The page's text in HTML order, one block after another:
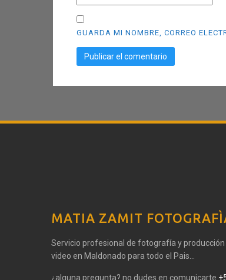
GUARDA MI NOMBRE, CORREO
MATIA ZAMIT
Servicio profesional de fotografía y producción
video en Maldonado para todo el Pais...
¿alguna pregunta? no dudes en comunicarte